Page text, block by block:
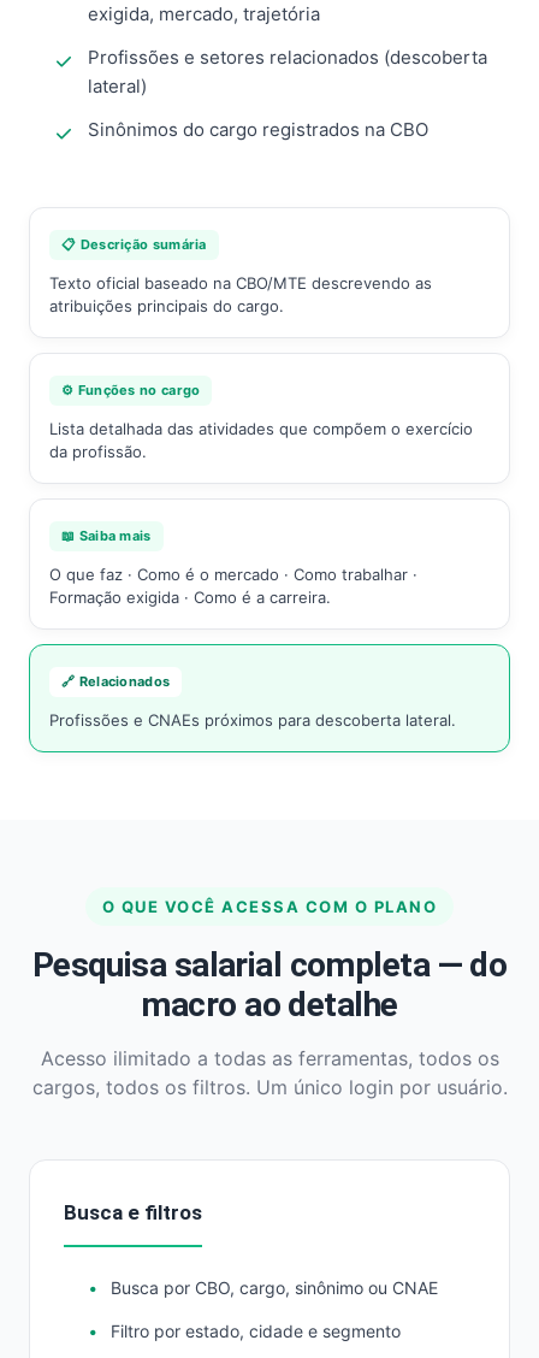
exigida, mercado, trajetória
Profissões e setores relacionados (descoberta
lateral)
Sinônimos do cargo registrados na CBO
📋 Descrição sumária
Texto oficial baseado na CBO/MTE descrevendo as
atribuições principais do cargo.
⚙️ Funções no cargo
Lista detalhada das atividades que compõem o exercício
da profissão.
📖 Saiba mais
O que faz · Como é o mercado · Como trabalhar ·
Formação exigida · Como é a carreira.
🔗 Relacionados
Profissões e CNAEs próximos para descoberta lateral.
O QUE VOCÊ ACESSA COM O PLANO
Pesquisa salarial completa — do
macro ao detalhe
Acesso ilimitado a todas as ferramentas, todos os
cargos, todos os filtros. Um único login por usuário.
Busca e filtros
Busca por CBO, cargo, sinônimo ou CNAE
Filtro por estado, cidade e segmento